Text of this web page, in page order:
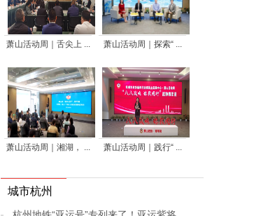
萧山活动周｜舌尖上 ... 萧山活动周｜探索“ ...
萧山活动周｜湘湖， ... 萧山活动周｜践行“ ...
城市杭州